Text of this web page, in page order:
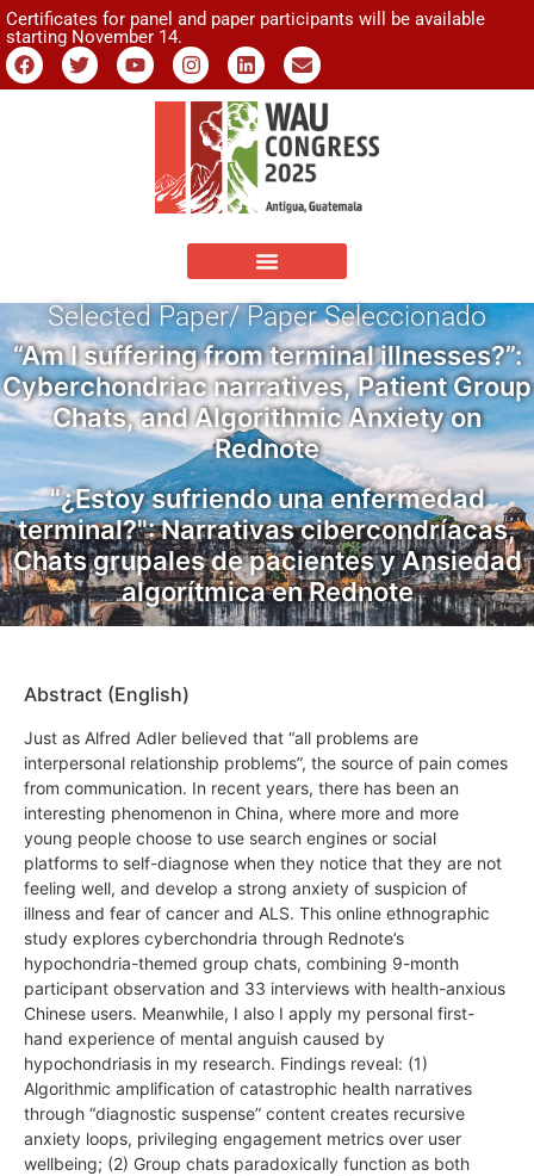
Certificates for panel and paper participants will be available
starting November 14.
Selected Paper/ Paper Seleccionado
“Am I suffering from terminal illnesses?”:
Cyberchondriac narratives, Patient Group
Chats, and Algorithmic Anxiety on
Rednote
"¿Estoy sufriendo una enfermedad
terminal?": Narrativas cibercondríacas,
Chats grupales de pacientes y Ansiedad
algorítmica en Rednote
Abstract (English)
Just as Alfred Adler believed that “all problems are
interpersonal relationship problems”, the source of pain comes
from communication. In recent years, there has been an
interesting phenomenon in China, where more and more
young people choose to use search engines or social
platforms to self-diagnose when they notice that they are not
feeling well, and develop a strong anxiety of suspicion of
illness and fear of cancer and ALS. This online ethnographic
study explores cyberchondria through Rednote’s
hypochondria-themed group chats, combining 9-month
participant observation and 33 interviews with health-anxious
Chinese users. Meanwhile, I also I apply my personal first-
hand experience of mental anguish caused by
hypochondriasis in my research. Findings reveal: (1)
Algorithmic amplification of catastrophic health narratives
through “diagnostic suspense” content creates recursive
anxiety loops, privileging engagement metrics over user
wellbeing; (2) Group chats paradoxically function as both